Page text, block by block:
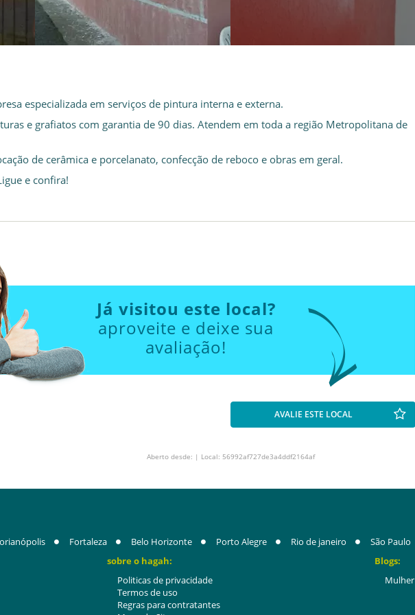
especializada em serviços de pintura interna e externa.
e grafiatos com garantia de 90 dias. Atendem em toda a região Metropolitana de
de cerâmica e porcelanato, confecção de reboco e obras em geral.
e confira!
Já visitou este local?
aproveite e deixe sua
avaliação!
AVALIE ESTE LOCAL
Aberto desde: | Local: 56992af727de3a4ddf2164af
Fortaleza Belo Horizonte Porto Alegre Rio de janeiro São Paulo
sobre o hagah:
Politicas de privacidade
Termos de uso
Regras para contratantes
Blogs:
Mulher